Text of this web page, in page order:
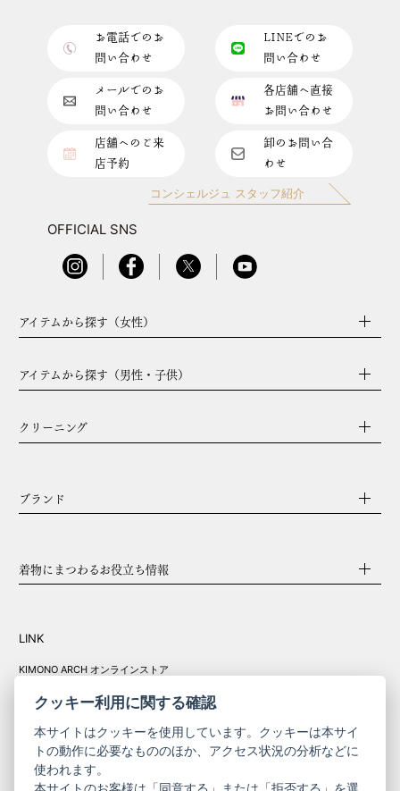
お電話でのお
問い合わせ
LINEでのお
問い合わせ
メールでのお
問い合わせ
各店舗へ直接
お問い合わせ
店舗へのご来
店予約
卸のお問い合
わせ
コンシェルジュ スタッフ紹介
OFFICIAL SNS
アイテムから探す（女性）
アイテムから探す（男性・子供）
クリーニング
ブランド
着物にまつわるお役立ち情報
LINK
KIMONO ARCH オンラインストア
きものやまと振
クッキー利用に関する確認
本サイトはクッキーを使用しています。クッキーは本サイ
トの動作に必要なもののほか、アクセス状況の分析などに
使われます。
本サイトのお客様は「同意する」または「拒否する」を選